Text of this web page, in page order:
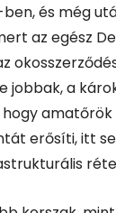
ben, és még
az egész
jobbak, a
hogy
erősíti, itt